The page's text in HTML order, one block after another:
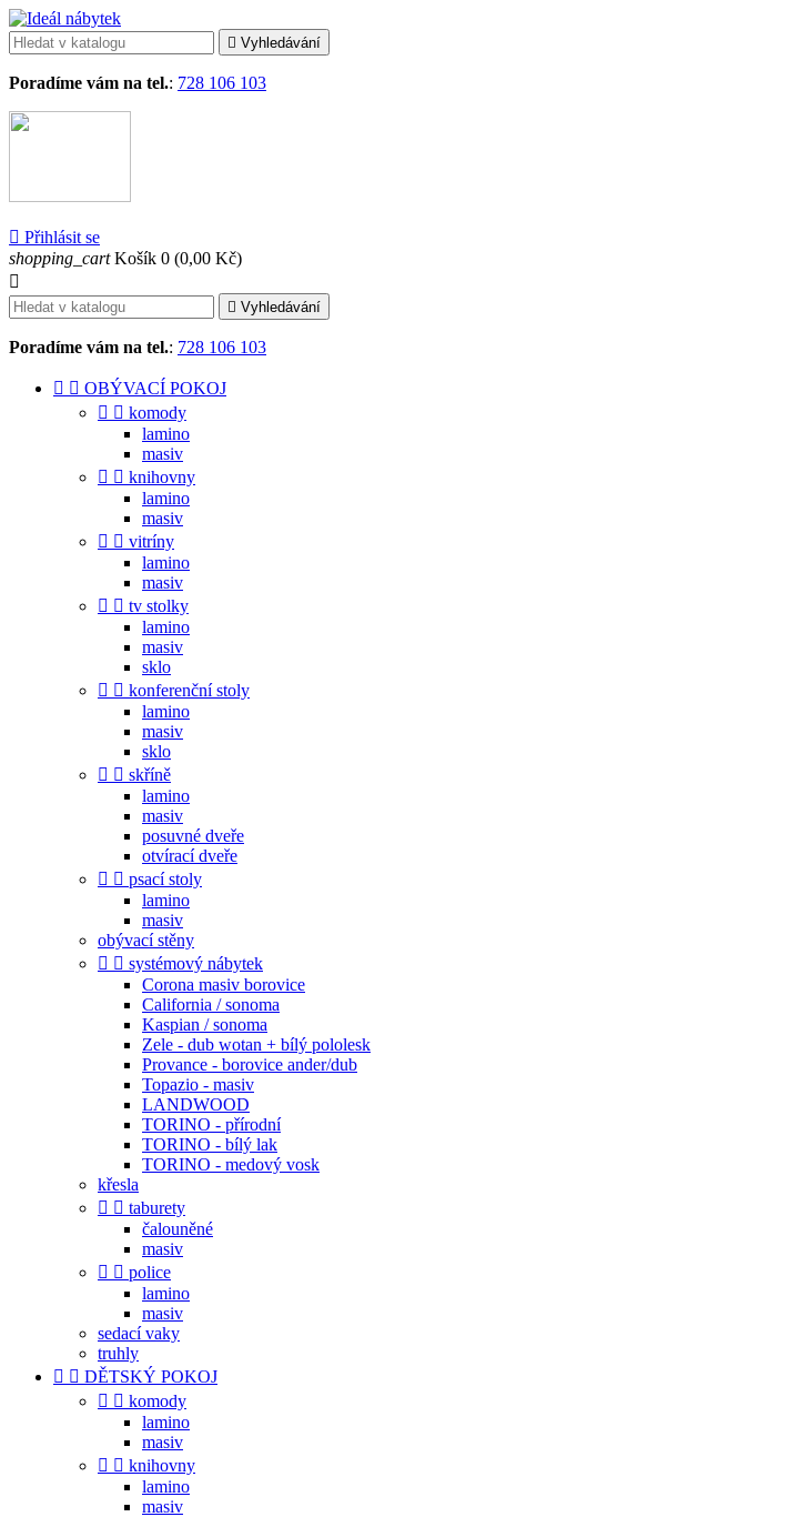
 Vyhledávání
Poradíme vám na tel.: 728 106 103
 Přihlásit se
shopping_cart Košík 0 (0,00 Kč)

 Vyhledávání
Poradíme vám na tel.: 728 106 103
  OBÝVACÍ POKOJ
  komody
lamino
masiv
  knihovny
lamino
masiv
  vitríny
lamino
masiv
  tv stolky
lamino
masiv
sklo
  konferenční stoly
lamino
masiv
sklo
  skříně
lamino
masiv
posuvné dveře
otvírací dveře
  psací stoly
lamino
masiv
obývací stěny
  systémový nábytek
Corona masiv borovice
California / sonoma
Kaspian / sonoma
Zele - dub wotan + bílý pololesk
Provance - borovice ander/dub
Topazio - masiv
LANDWOOD
TORINO - přírodní
TORINO - bílý lak
TORINO - medový vosk
křesla
  taburety
čalouněné
masiv
  police
lamino
masiv
sedací vaky
truhly
  DĚTSKÝ POKOJ
  komody
lamino
masiv
  knihovny
lamino
masiv